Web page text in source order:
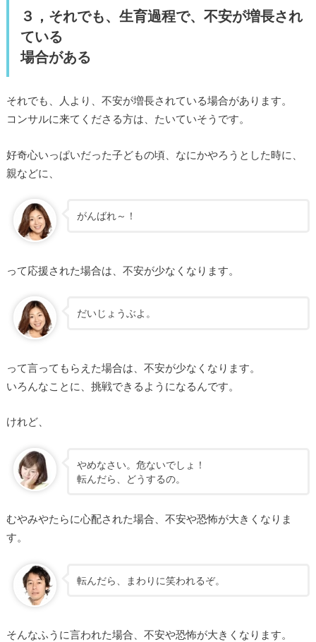
３，それでも、生育過程で、不安が増長され
ている
場合がある
それでも、人より、不安が増長されている場合があります。
コンサルに来てくださる方は、たいていそうです。
好奇心いっぱいだった子どもの頃、なにかやろうとした時に、
親などに、
がんばれ～！
って応援された場合は、不安が少なくなります。
だいじょうぶよ。
って言ってもらえた場合は、不安が少なくなります。
いろんなことに、挑戦できるようになるんです。
けれど、
やめなさい。危ないでしょ！
転んだら、どうするの。
むやみやたらに心配された場合、不安や恐怖が大きくなりま
す。
転んだら、まわりに笑われるぞ。
そんなふうに言われた場合、不安や恐怖が大きくなります。